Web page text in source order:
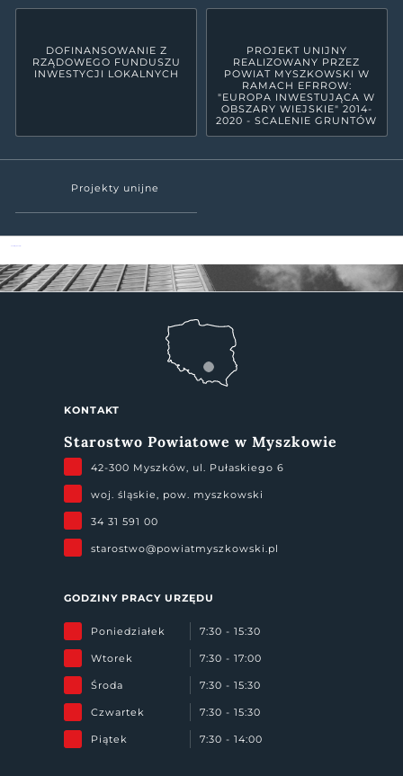
DOFINANSOWANIE Z
RZĄDOWEGO FUNDUSZU
INWESTYCJI LOKALNYCH
PROJEKT UNIJNY
REALIZOWANY PRZEZ
POWIAT MYSZKOWSKI W
RAMACH EFRROW:
"EUROPA INWESTUJĄCA W
OBSZARY WIEJSKIE" 2014-
2020 - SCALENIE GRUNTÓW
Projekty unijne
KONTAKT
Starostwo Powiatowe w Myszkowie
42-300 Myszków, ul. Pułaskiego 6
woj. śląskie, pow. myszkowski
34 31 591 00
starostwo@powiatmyszkowski.pl
GODZINY PRACY URZĘDU
Poniedziałek 7:30 - 15:30
Wtorek 7:30 - 17:00
Środa 7:30 - 15:30
Czwartek 7:30 - 15:30
Piątek 7:30 - 14:00